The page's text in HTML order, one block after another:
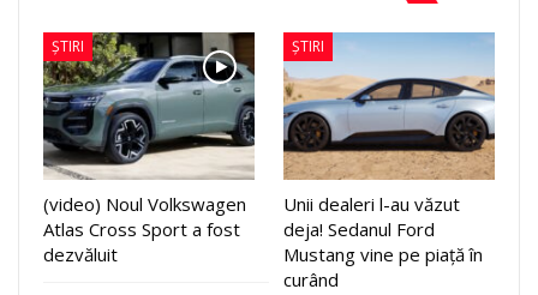
ȘTIRI
(video) Noul Volkswagen
Atlas Cross Sport a fost
dezvăluit
ȘTIRI
Unii dealeri l-au văzut
deja! Sedanul Ford
Mustang vine pe piață în
curând